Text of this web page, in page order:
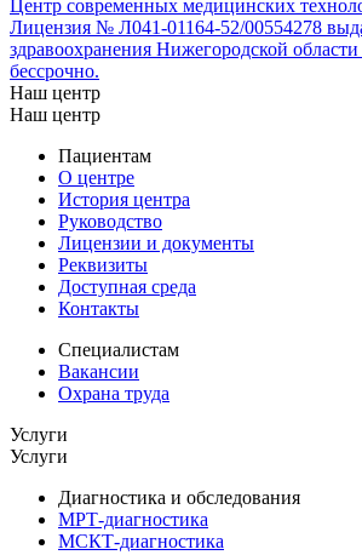
Центр современных медицинских
Лицензия № Л041-01164-52/00554278
здравоохранения Нижегородской области
бессрочно.
Наш центр
Наш центр
Пациентам
О центре
История центра
Руководство
Лицензии и документы
Реквизиты
Доступная среда
Контакты
Специалистам
Вакансии
Охрана труда
Услуги
Услуги
Диагностика и обследования
МРТ-диагностика
МСКТ-диагностика